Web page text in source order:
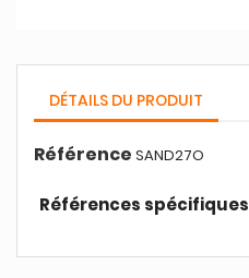
DÉTAILS DU PRODUIT
Référence SAND27O
Références spécifiques